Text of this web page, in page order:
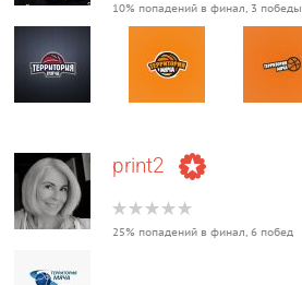
10% попадений в финал, 3 победы
print2
25% попадений в финал, 6 побед